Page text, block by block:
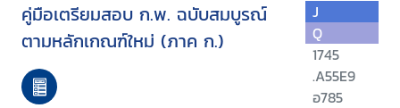
คู่มือเตรียมสอบ ก.พ. ฉบับสมบูรณ์
ตามหลักเกณฑ์ใหม่ (ภาค ก.)
J
Q
1745
.A55E9
อ785